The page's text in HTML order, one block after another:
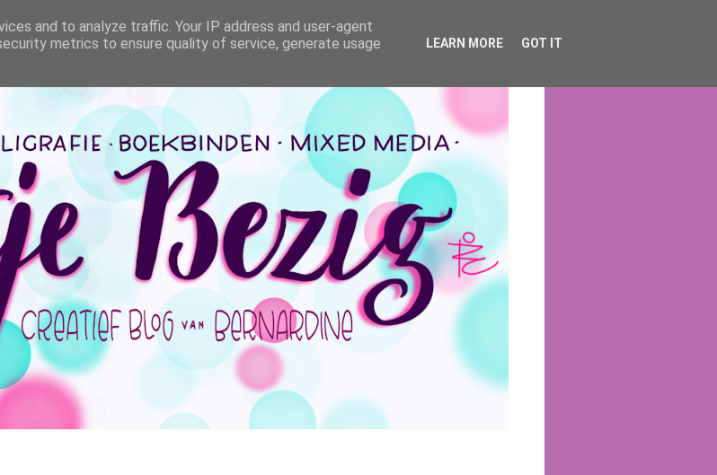
and to analyze traffic. Your IP address and user-agent
metrics to ensure quality of service, generate usage
LEARN MORE GOT IT